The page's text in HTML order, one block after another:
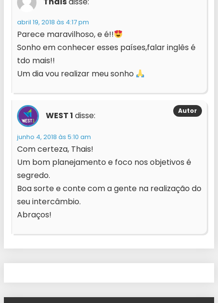
abril 19, 2018 às 4:17 pm
Parece maravilhoso, e é!!
Sonho em conhecer esses países,falar inglês é
tdo mais!!
Um dia vou realizar meu sonho
WEST 1 disse:
junho 4, 2018 às 5:10 am
Com certeza, Thais!
Um bom planejamento e foco nos objetivos é
segredo.
Boa sorte e conte com a gente na realização do
seu intercâmbio.
Abraços!